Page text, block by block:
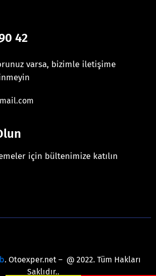
42
varsa, bizimle iletişime
için bültenimize katılın
. Otoexper.net – @ 2022. Tüm Hakları
Saklıdır..